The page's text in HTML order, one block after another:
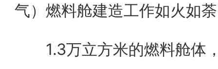
气）燃料舱建造工作如火如
1.3万立方米的燃料舱体